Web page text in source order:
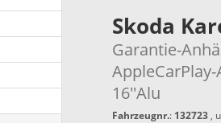
Skoda
Garantie-
16''Alu
Fahrzeugnr.: 132723,